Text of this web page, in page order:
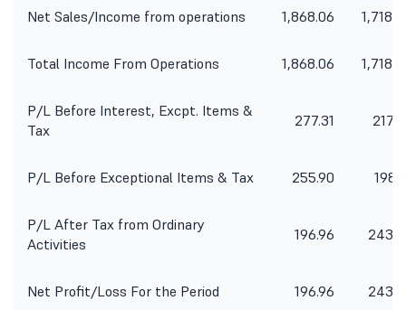
Net Sales/Income from operations 1,868.06
Total Income From Operations 1,868.06
P/L Before Interest, Excpt. Items &
Tax
277.31
P/L Before Exceptional Items & Tax 255.90
P/L After Tax from Ordinary
Activities
196.96
Net Profit/Loss For the Period 196.96